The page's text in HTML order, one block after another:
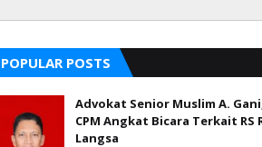
POPULAR POSTS
Advokat Senior Muslim A.
CPM Angkat Bicara Terkait RS
Langsa